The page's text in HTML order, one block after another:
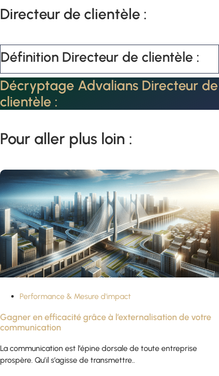
Directeur de clientèle :
Définition Directeur de clientèle :
Décryptage Advalians Directeur de
clientèle :
Pour aller plus loin :
Performance & Mesure d'impact
Gagner en efficacité grâce à l’externalisation de votre
communication
La communication est l’épine dorsale de toute entreprise
prospère. Qu’il s’agisse de transmettre..